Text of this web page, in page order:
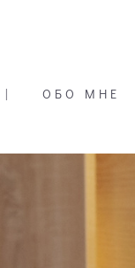
| ОБО МНЕ